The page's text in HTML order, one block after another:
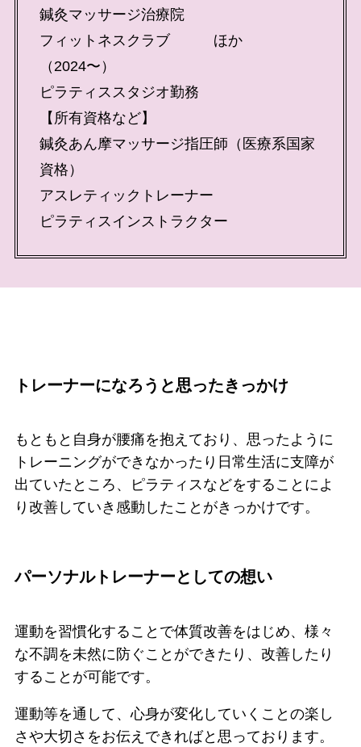
鍼灸マッサージ治療院
フィットネスクラブ ほか
（2024〜）
ピラティススタジオ勤務
【所有資格など】
鍼灸あん摩マッサージ指圧師（医療系国家
資格）
アスレティックトレーナー
ピラティスインストラクター
トレーナーになろうと思ったきっかけ
もともと自身が腰痛を抱えており、思ったように
トレーニングができなかったり日常生活に支障が
出ていたところ、ピラティスなどをすることによ
り改善していき感動したことがきっかけです。
パーソナルトレーナーとしての想い
運動を習慣化することで体質改善をはじめ、様々
な不調を未然に防ぐことができたり、改善したり
することが可能です。
運動等を通して、心身が変化していくことの楽し
さや大切さをお伝えできればと思っております。